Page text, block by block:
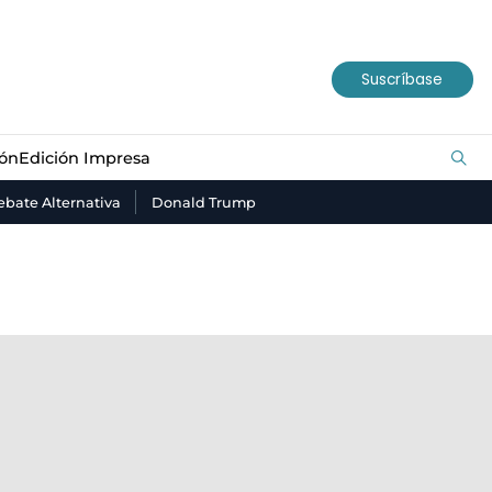
Suscríbase
Edición Impresa
Alternativa Donald Trump